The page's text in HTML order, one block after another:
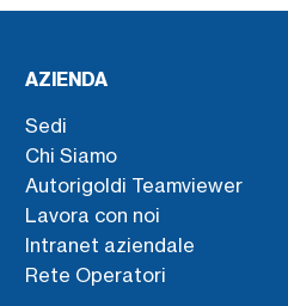
AZIENDA
Sedi
Chi Siamo
Autorigoldi Teamviewer
Lavora con noi
Intranet aziendale
Rete Operatori